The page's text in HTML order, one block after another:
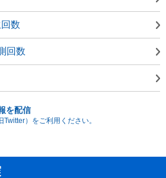
数
回数
を配信
）をご利用ください。